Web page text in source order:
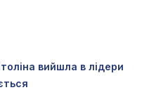
вийшла в лідери